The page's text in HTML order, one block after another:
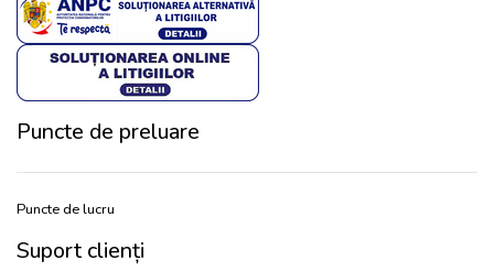
Puncte de preluare
Puncte de lucru
Suport clienți